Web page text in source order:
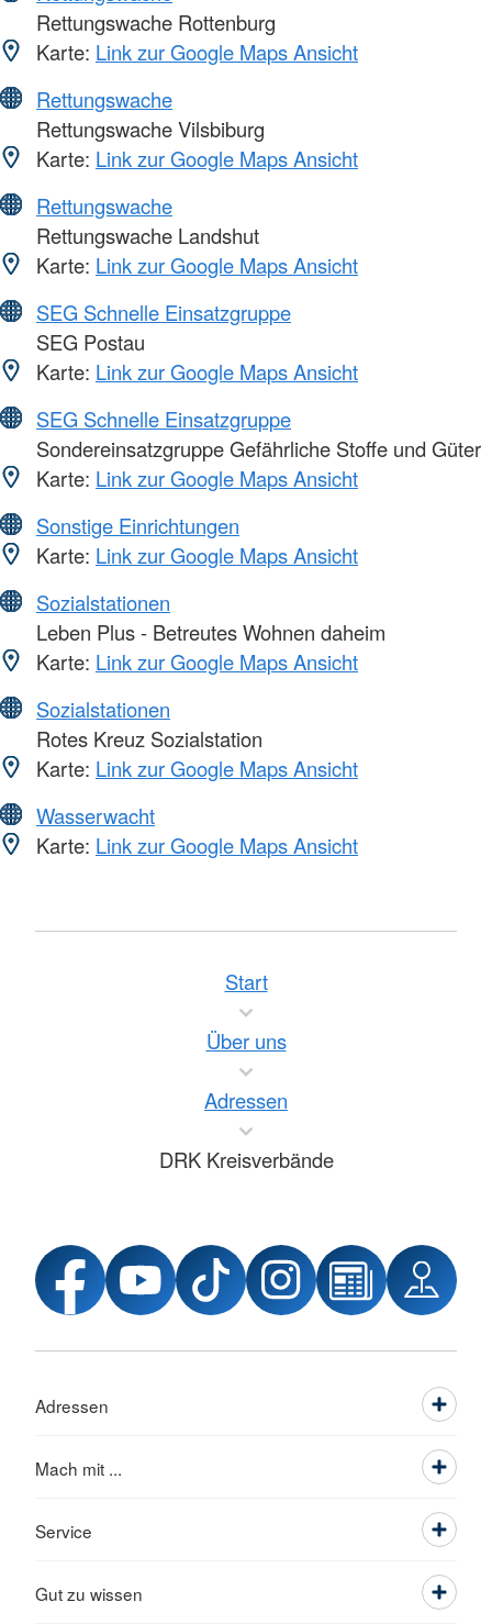
Rettungswache Rottenburg
Karte: Link zur Google Maps Ansicht
Rettungswache
Rettungswache Vilsbiburg
Karte: Link zur Google Maps Ansicht
Rettungswache
Rettungswache Landshut
Karte: Link zur Google Maps Ansicht
SEG Schnelle Einsatzgruppe
SEG Postau
Karte: Link zur Google Maps Ansicht
SEG Schnelle Einsatzgruppe
Sondereinsatzgruppe Gefährliche Stoffe und Güter
Karte: Link zur Google Maps Ansicht
Sonstige Einrichtungen
Karte: Link zur Google Maps Ansicht
Sozialstationen
Leben Plus - Betreutes Wohnen daheim
Karte: Link zur Google Maps Ansicht
Sozialstationen
Rotes Kreuz Sozialstation
Karte: Link zur Google Maps Ansicht
Wasserwacht
Karte: Link zur Google Maps Ansicht
Start
Über uns
Adressen
DRK Kreisverbände
Adressen
Mach mit ...
Service
Gut zu wissen